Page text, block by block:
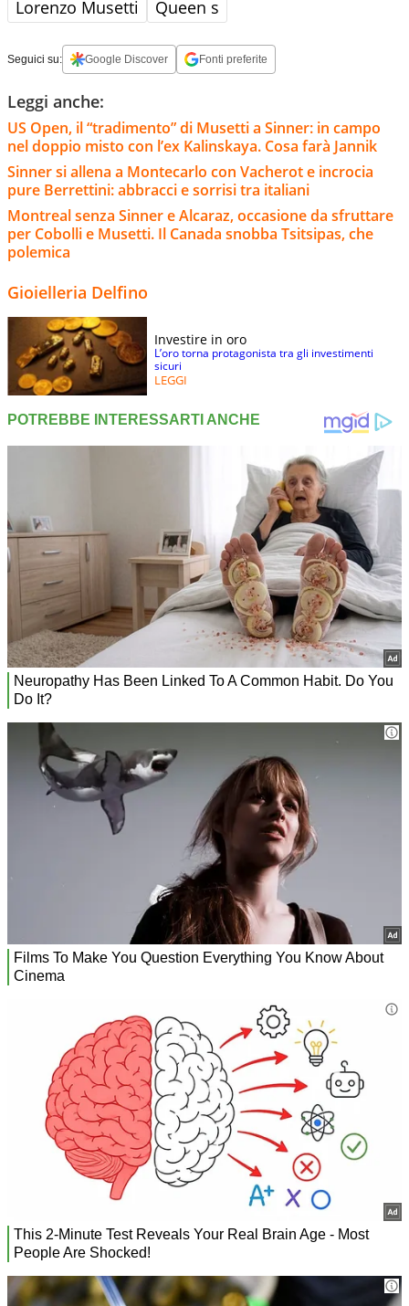
Lorenzo Musetti Queen s
Seguici su: Google Discover Fonti preferite
Leggi anche:
US Open, il “tradimento” di Musetti a Sinner: in campo
nel doppio misto con l’ex Kalinskaya. Cosa farà Jannik
Sinner si allena a Montecarlo con Vacherot e incrocia
pure Berrettini: abbracci e sorrisi tra italiani
Montreal senza Sinner e Alcaraz, occasione da sfruttare
per Cobolli e Musetti. Il Canada snobba Tsitsipas, che
polemica
Gioielleria Delfino
Investire in oro
L’oro torna protagonista tra gli investimenti
sicuri
LEGGI